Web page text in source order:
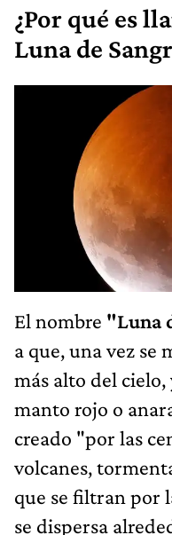
¿Por qué es
Luna de
El nombre "Luna
a que, una vez se
más alto del
manto rojo o
creado "por las
volcanes,
que se filtran por
se dispersa